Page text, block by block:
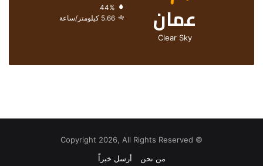
عمان
Clear Sky
الرطوبة:
الرياح:5.66 كيلومتر/ساعة
© Copyright 2026, All Rights Reserved
من نحن
أرسل خبراً